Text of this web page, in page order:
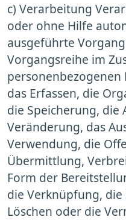
c) Verarbeitung
oder ohne Hilfe
ausgeführte
Vorgangsreihe im
personenbezogenen
das Erfassen, die
die Speicherung, die
Veränderung, das
Verwendung, die
Übermittlung,
Form der
die Verknüpfung,
Löschen oder die